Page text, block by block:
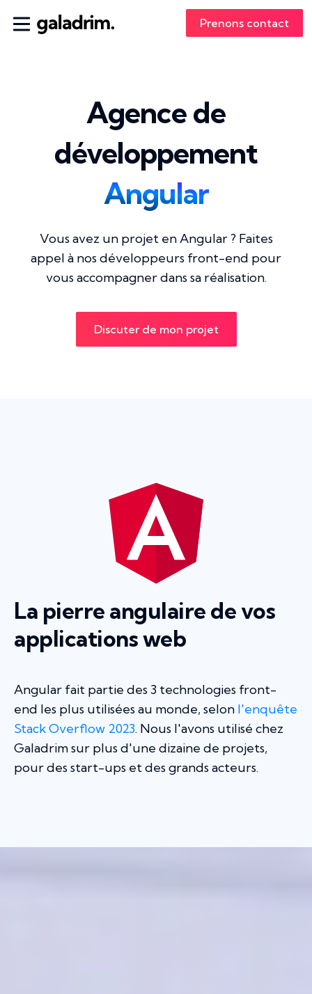
Prenons contact
Agence de
développement
Angular
Vous avez un projet en Angular ? Faites
appel à nos développeurs front-end pour
vous accompagner dans sa réalisation.
Discuter de mon projet
La pierre angulaire de vos
applications web
Angular fait partie des 3 technologies front-
end les plus utilisées au monde, selon l'enquête
Stack Overflow 2023. Nous l'avons utilisé chez
Galadrim sur plus d'une dizaine de projets,
pour des start-ups et des grands acteurs.